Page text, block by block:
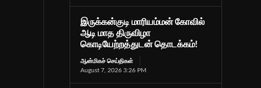
இருக்கன்குடி மாரியம்மன் கோவில்
ஆடி மாத திருவிழா
கொடியேற்றத்துடன் தொடக்கம்!
ஆன்மிகச் செய்திகள்
August 7, 2026 3:26 PM